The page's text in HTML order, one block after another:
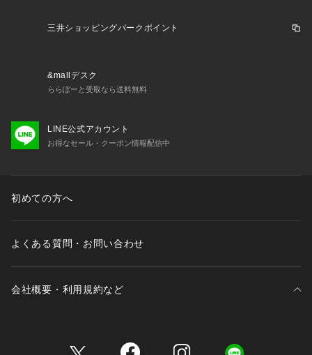
三井ショッピングパークポイント
&mallデスク
ららぽーと受取なら送料無料
LINE公式アカウント
お得なセール・クーポン情報配信中
初めての方へ
よくある質問・お問い合わせ
会社概要・利用規約など